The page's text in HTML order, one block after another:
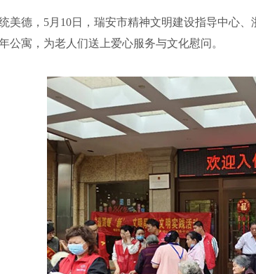
德，5月10日，瑞安市精神文明建设指导中心、
公寓，为老人们送上爱心服务与文化慰问。